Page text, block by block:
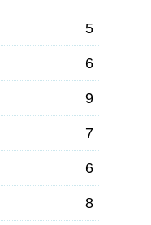
5
6
9
7
6
8